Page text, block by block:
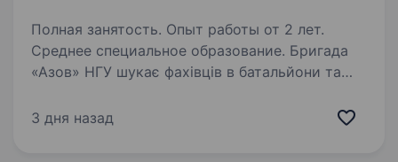
Полная занятость. Опыт работы от 2 лет.
Среднее специальное образование. Бригада
«Азов» НГУ шукає фахівців в батальйони та
вебсайтів та посадкових сторінок; адаптація
3 дня назад